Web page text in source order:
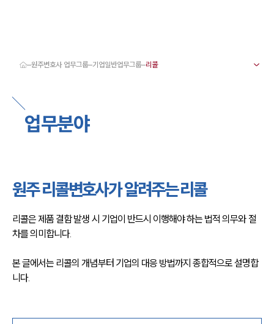
서울·춘천·원주변호사
원주형사전문변호사
원주이혼전문변호사
원주학교폭력변호사
원주변호사 주요 업무사례
원주 분사무소 오시는 길
채용정보
원주변호사 업무그룹 기업일반업무그룹
업무분야
원주 리콜변호사가 알려주는 리콜
리콜은 제품 결함 발생 시 기업이 반드시 이행해야 하는 법적 의무와 절
차를 의미합니다.
본 글에서는 리콜의 개념부터 기업의 대응 방법까지 종합적으로 설명합
니다.